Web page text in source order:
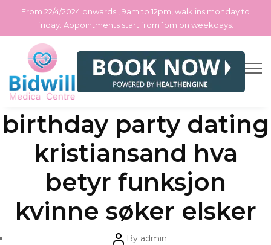
Skip
the
content
From 22/4/2024 onwards , 9am to 12pm, walk ins monday to
friday. Appointments start from 1pm on weekdays.
Categories
Uncategorized
Caroline andersen
birthday party dating
kristiansand hva
betyr funksjon
kvinne søker elsker
PostBy admin